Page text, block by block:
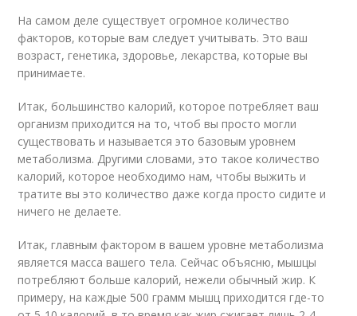
На самом деле существует огромное количество
факторов, которые вам следует учитывать. Это ваш
возраст, генетика, здоровье, лекарства, которые вы
принимаете.
Итак, большинство калорий, которое потребляет ваш
организм приходится на то, чтоб вы просто могли
существовать и называется это базовым уровнем
метаболизма. Другими словами, это такое количество
калорий, которое необходимо нам, чтобы выжить и
тратите вы это количество даже когда просто сидите и
ничего не делаете.
Итак, главным фактором в вашем уровне метаболизма
является масса вашего тела. Сейчас объясню, мышцы
потребляют больше калорий, нежели обычный жир. К
примеру, на каждые 500 грамм мышц приходится где-то